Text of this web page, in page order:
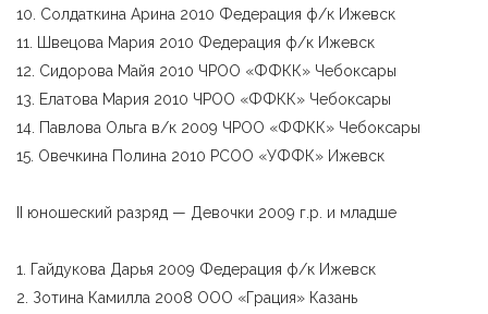
10. Солдаткина Арина 2010 Федерация ф/к Ижевск
11. Швецова Мария 2010 Федерация ф/к Ижевск
12. Сидорова Майя 2010 ЧРОО «ФФКК» Чебоксары
13. Елатова Мария 2010 ЧРОО «ФФКК» Чебоксары
14. Павлова Ольга в/к 2009 ЧРОО «ФФКК» Чебоксары
15. Овечкина Полина 2010 РСОО «УФФК» Ижевск
II юношеский разряд — Девочки 2009 г.р. и младше
1. Гайдукова Дарья 2009 Федерация ф/к Ижевск
2. Зотина Камилла 2008 ООО «Грация» Казань